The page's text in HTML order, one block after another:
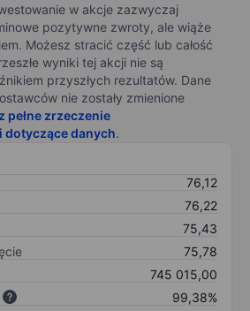
w akcje zazwyczaj
pozytywne zwroty, ale wiąże
Możesz stracić część lub całość
wyniki tej akcji nie są
przyszłych rezultatów. Dane
nie zostały zmienione
pełne zrzeczenie
danych.
76,12
76,22
75,43
75,78
745 015,00
99,38%